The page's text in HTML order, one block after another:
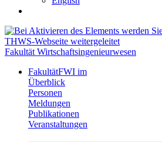
Fakultät Wirtschaftsingenieurwesen
FakultätFWI im
Überblick
Personen
Meldungen
Publikationen
Veranstaltungen